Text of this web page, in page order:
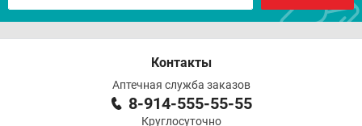
Контакты
Аптечная служба заказов
8-914-555-55-55
Круглосуточно